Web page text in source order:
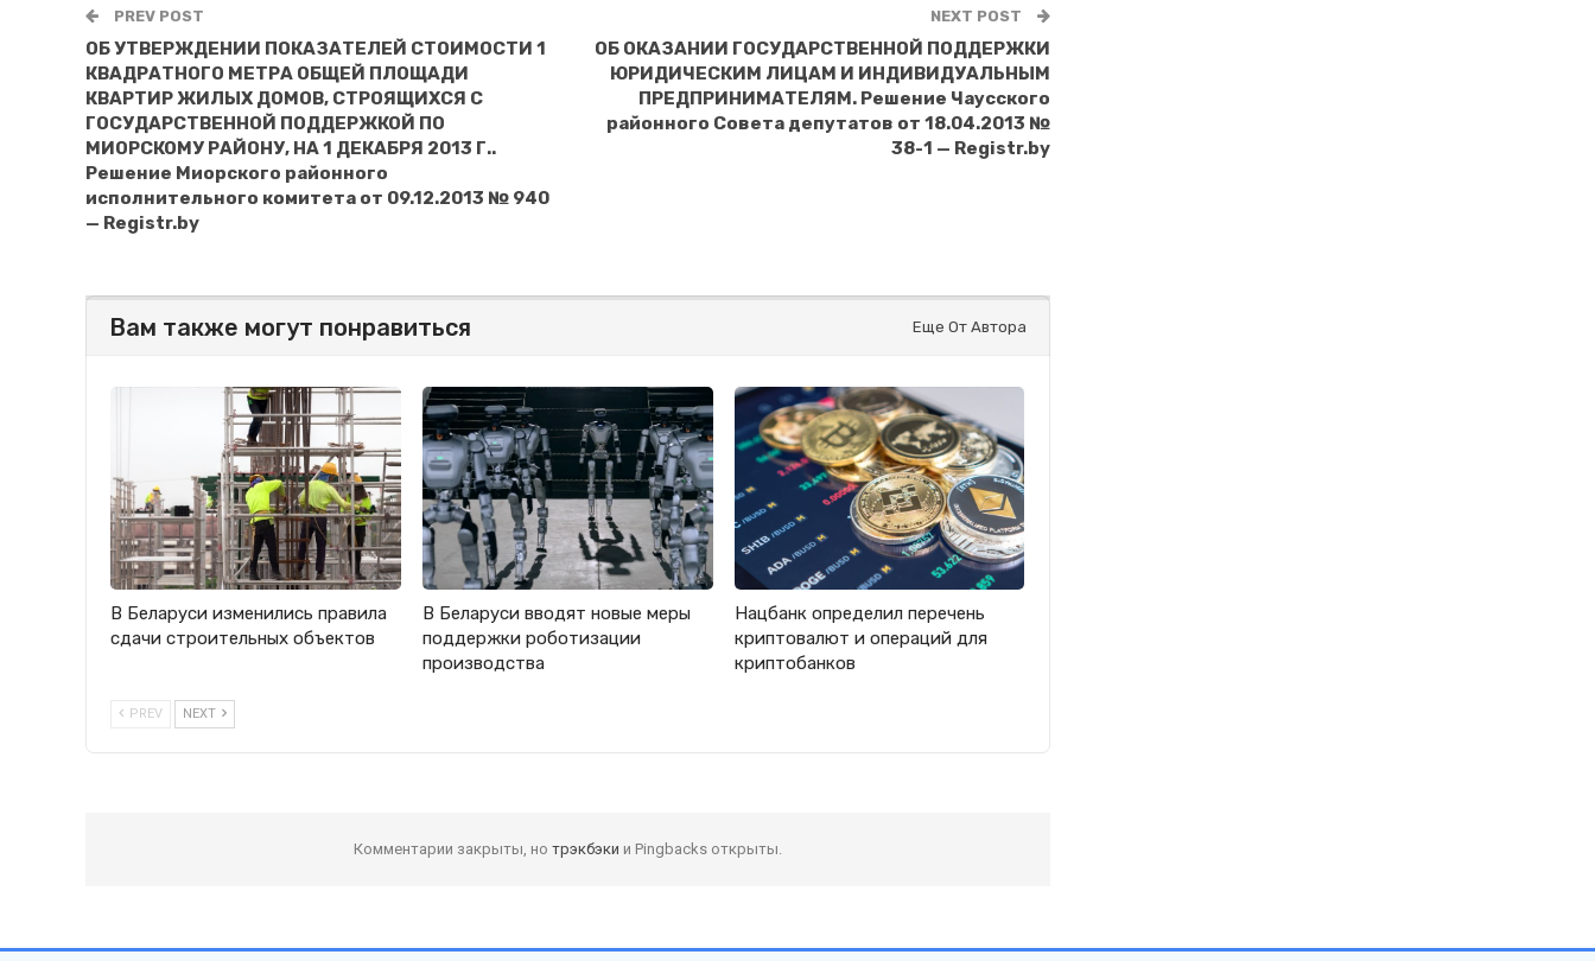
PREV POST
ОБ УТВЕРЖДЕНИИ ПОКАЗАТЕЛЕЙ СТОИМОСТИ 1
КВАДРАТНОГО МЕТРА ОБЩЕЙ ПЛОЩАДИ
КВАРТИР ЖИЛЫХ ДОМОВ, СТРОЯЩИХСЯ С
ГОСУДАРСТВЕННОЙ ПОДДЕРЖКОЙ ПО
МИОРСКОМУ РАЙОНУ, НА 1 ДЕКАБРЯ 2013 Г..
Решение Миорского районного
исполнительного комитета от 09.12.2013 № 940
— Registr.by
NEXT POST
ОБ ОКАЗАНИИ ГОСУДАРСТВЕННОЙ ПОДДЕРЖКИ
ЮРИДИЧЕСКИМ ЛИЦАМ И ИНДИВИДУАЛЬНЫМ
ПРЕДПРИНИМАТЕЛЯМ. Решение Чаусского
районного Совета депутатов от 18.04.2013 №
38-1 — Registr.by
Вам также могут понравиться Еще От Автора
В Беларуси изменились правила
сдачи строительных объектов
В Беларуси вводят новые меры
поддержки роботизации
производства
Нацбанк определил перечень
криптовалют и операций для
криптобанков
PREV NEXT
Комментарии закрыты, но трэкбэки и Pingbacks открыты.